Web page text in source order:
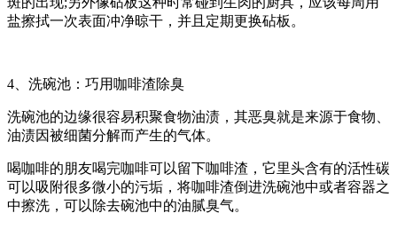
盐擦拭一次表面冲净晾干，并且定期更换砧板。
4、洗碗池：巧用咖啡渣除臭
洗碗池的边缘很容易积聚食物油渍，其恶臭就是来源于食物、
油渍因被细菌分解而产生的气体。
喝咖啡的朋友喝完咖啡可以留下咖啡渣，它里头含有的活性碳
可以吸附很多微小的污垢，将咖啡渣倒进洗碗池中或者容器之
中擦洗，可以除去碗池中的油腻臭气。